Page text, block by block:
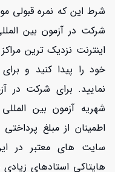
شرط این که نمره قبولی
شرکت در آزمون بین
اینترنت نزدیک ترین
خود را پیدا کنید و
نمایید. برای شرکت در
شهریه آزمون بین
اطمینان از مبلغ
سایت های معتبر در
هایتاکی استادهای